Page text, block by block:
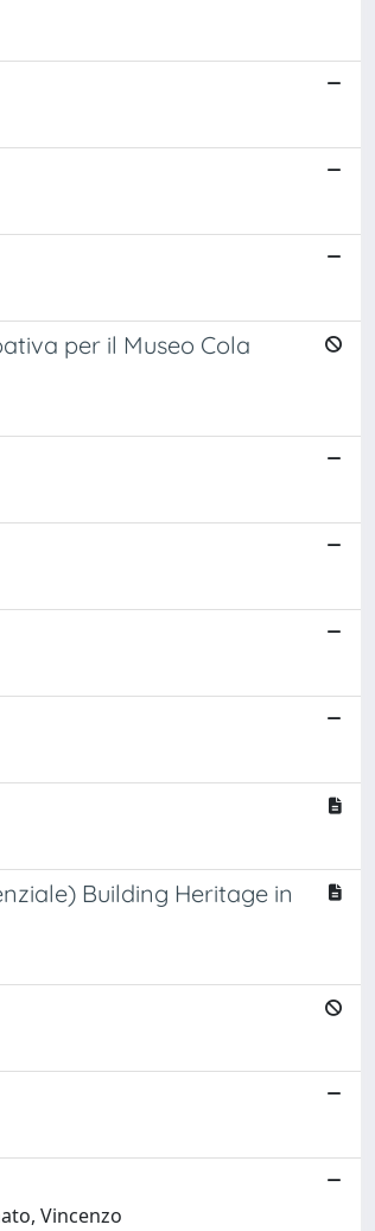
per il Museo Cola
Building Heritage in
Vincenzo